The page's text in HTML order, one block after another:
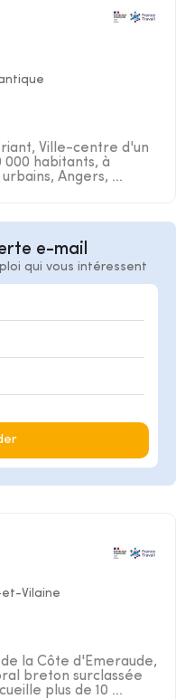
Ville-centre d'un
000 habitants, à
Angers, ...
e-mail
qui vous intéressent
Vilaine
la Côte d'Emeraude,
breton surclassée
plus de 10 ...